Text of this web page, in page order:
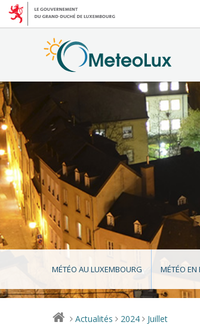
MÉTÉO AU LUXEMBOURG MÉTÉO EN
> Actualités > 2024 > Juillet